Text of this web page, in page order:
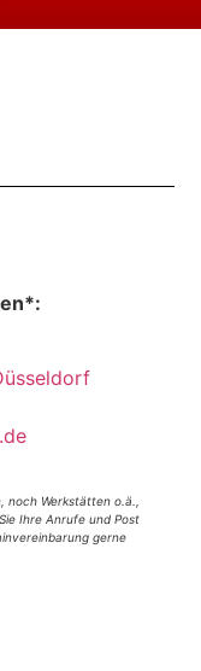
noch Werkstätten o.ä.,
Ihre Anrufe und Post
gerne